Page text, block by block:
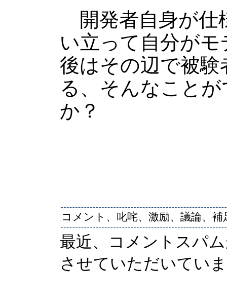
開発者自身が仕
い立って自分が
後はその辺で被
る、そんなこと
か？
コメント、叱咤、激励、議論、補
最近、コメントスパ
させていただいてい